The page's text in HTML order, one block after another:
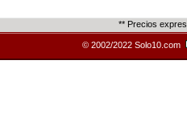
** Precios
© 2002/2022 Solo10.com